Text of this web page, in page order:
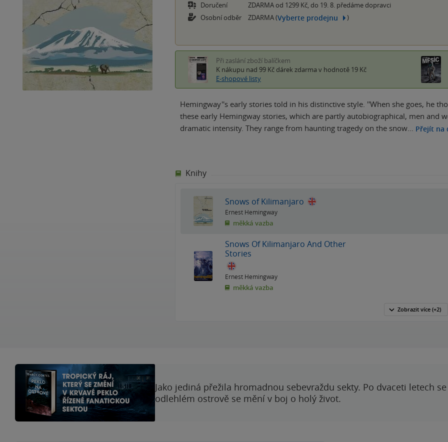
Doručení
ZDARMA od 1299 Kč, do 19. 8. předáme dopravci
Osobní odběr
ZDARMA (Vyberte prodejnu )
Při zaslání zboží balíčkem
K nákupu nad 99 Kč dárek zdarma v hodnotě 19 Kč
E-shopové listy
Hemingway''s early stories told in his distinctive style. ''When she goes, he
these early Hemingway stories, which are partly autobiographical, men and
dramatic intensity. They range from haunting tragedy on the snow… Přejít na
Knihy
Snows of Kilimanjaro
Ernest Hemingway
měkká vazba
Snows Of Kilimanjaro And Other
Stories
Ernest Hemingway
měkká vazba
Zobrazit více (+2)
Jako jediná přežila hromadnou sebevraždu sekty. Po dvaceti letech
odlehlém ostrově se mění v boj o holý život.